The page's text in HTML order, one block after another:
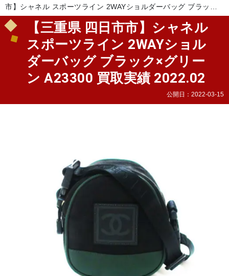
市】シャネル スポーツライン 2WAYショルダーバッグ ブラック×
グリーン A23300 買取実績 2022.02
【三重県 四日市市】シャネル
スポーツライン 2WAYショル
ダーバッグ ブラック×グリー
ン A23300 買取実績 2022.02
公開日： 2022-03-15